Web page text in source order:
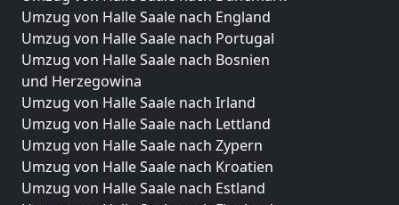
Umzug von Halle Saale nach England
Umzug von Halle Saale nach Portugal
Umzug von Halle Saale nach Bosnien
und Herzegowina
Umzug von Halle Saale nach Irland
Umzug von Halle Saale nach Lettland
Umzug von Halle Saale nach Zypern
Umzug von Halle Saale nach Kroatien
Umzug von Halle Saale nach Estland